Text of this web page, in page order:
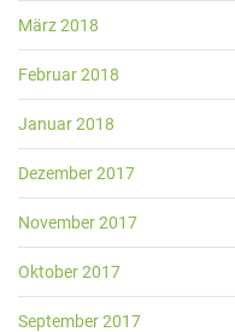
März 2018
Februar 2018
Januar 2018
Dezember 2017
November 2017
Oktober 2017
September 2017